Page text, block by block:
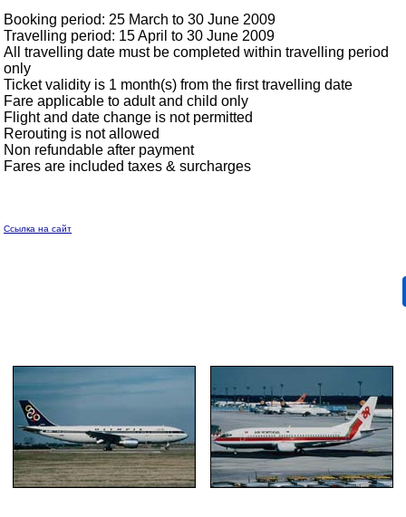
Booking period: 25 March to 30 June 2009
Travelling period: 15 April to 30 June 2009
All travelling date must be completed within travelling period
only
Ticket validity is 1 month(s) from the first travelling date
Fare applicable to adult and child only
Flight and date change is not permitted
Rerouting is not allowed
Non refundable after payment
Fares are included taxes & surcharges
Ссылка на сайт